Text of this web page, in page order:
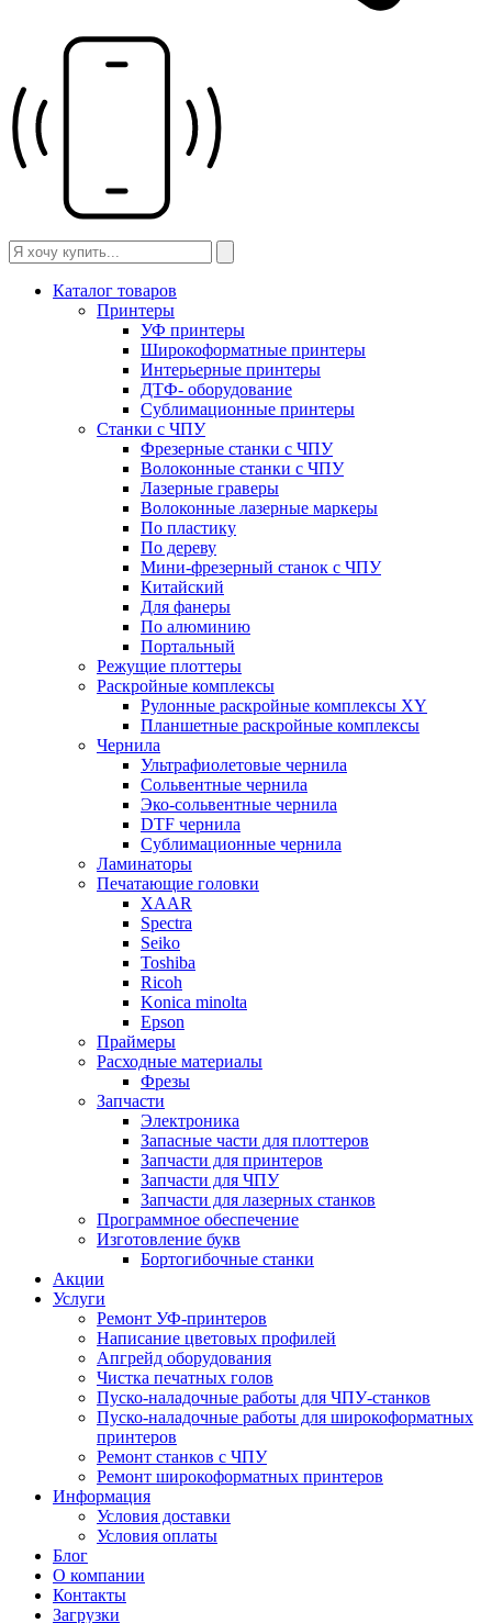
Каталог товаров
Принтеры
УФ принтеры
Широкоформатные принтеры
Интерьерные принтеры
ДТФ- оборудование
Сублимационные принтеры
Станки с ЧПУ
Фрезерные станки с ЧПУ
Волоконные станки с ЧПУ
Лазерные граверы
Волоконные лазерные маркеры
По пластику
По дереву
Мини-фрезерный станок с ЧПУ
Китайский
Для фанеры
По алюминию
Портальный
Режущие плоттеры
Раскройные комплексы
Рулонные раскройные комплексы XY
Планшетные раскройные комплексы
Чернила
Ультрафиолетовые чернила
Сольвентные чернила
Эко-сольвентные чернила
DTF чернила
Сублимационные чернила
Ламинаторы
Печатающие головки
XAAR
Spectra
Seiko
Toshiba
Ricoh
Konica minolta
Epson
Праймеры
Расходные материалы
Фрезы
Запчасти
Электроника
Запасные части для плоттеров
Запчасти для принтеров
Запчасти для ЧПУ
Запчасти для лазерных станков
Программное обеспечение
Изготовление букв
Бортогибочные станки
Акции
Услуги
Ремонт УФ-принтеров
Написание цветовых профилей
Апгрейд оборудования
Чистка печатных голов
Пуско-наладочные работы для ЧПУ-станков
Пуско-наладочные работы для широкоформатных
принтеров
Ремонт станков с ЧПУ
Ремонт широкоформатных принтеров
Информация
Условия доставки
Условия оплаты
Блог
О компании
Контакты
Загрузки